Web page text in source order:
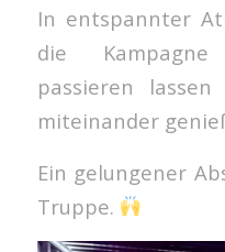
In entspannter
die Kampagne
passieren
miteinander
Ein gelungener
Truppe.